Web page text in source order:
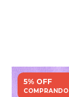
5% OFF